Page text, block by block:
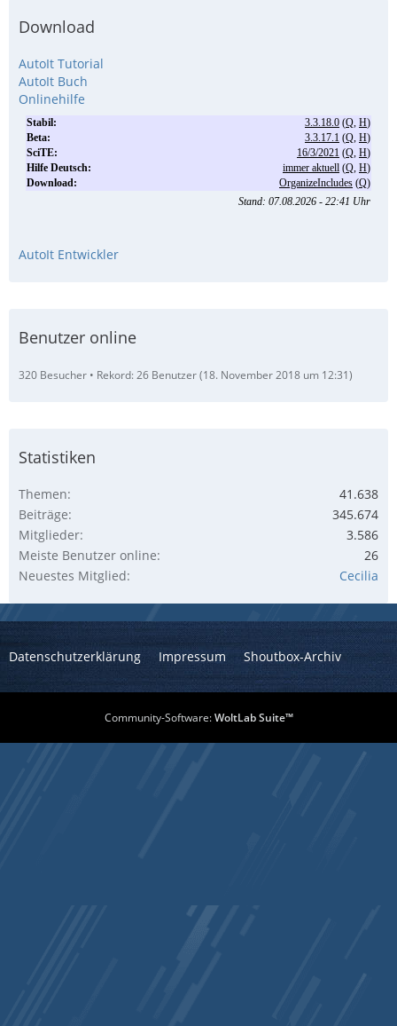
Download
AutoIt Tutorial
AutoIt Buch
Onlinehilfe
AutoIt Entwickler
Benutzer online
320 Besucher Rekord: 26 Benutzer (18. November 2018 um 12:31)
Statistiken
Themen
41.638
Beiträge
345.674
Mitglieder
3.586
Meiste Benutzer online
26
Neuestes Mitglied
Cecilia
Datenschutzerklärung Impressum Shoutbox-Archiv
Community-Software:WoltLab Suite™